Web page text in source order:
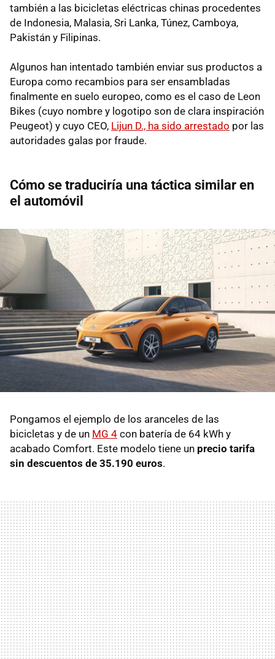
también a las bicicletas eléctricas chinas procedentes
de Indonesia, Malasia, Sri Lanka, Túnez, Camboya,
Pakistán y Filipinas.
Algunos han intentado también enviar sus productos a
Europa como recambios para ser ensambladas
finalmente en suelo europeo, como es el caso de Leon
Bikes (cuyo nombre y logotipo son de clara inspiración
Peugeot) y cuyo CEO, Lijun D., ha sido arrestado por las
autoridades galas por fraude.
Cómo se traduciría una táctica similar en
el automóvil
Pongamos el ejemplo de los aranceles de las
bicicletas y de un MG 4 con batería de 64 kWh y
acabado Comfort. Este modelo tiene un precio tarifa
sin descuentos de 35.190 euros.